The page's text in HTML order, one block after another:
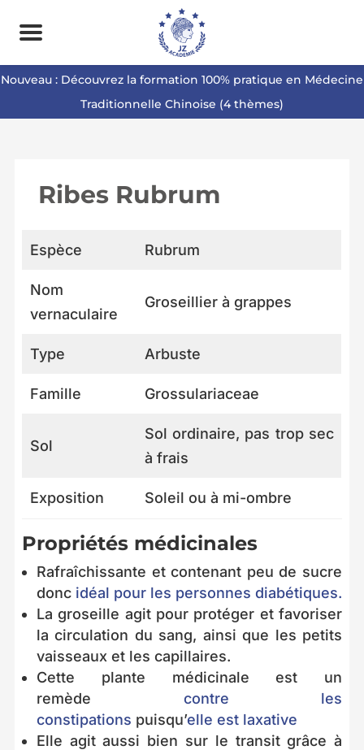
Nouveau : Découvrez la formation 100% pratique en Médecine
Traditionnelle Chinoise (4 thèmes)
Ribes Rubrum
Espèce Rubrum
Nom
vernaculaire
Groseillier à grappes
Type Arbuste
Famille Grossulariaceae
Sol
Sol ordinaire, pas trop sec
à frais
Exposition Soleil ou à mi-ombre
Propriétés médicinales
Rafraîchissante et contenant peu de sucre
doncidéal pour les personnes diabétiques.
La groseille agit pour protéger et favoriser
la circulation du sang, ainsi que les petits
vaisseaux et les capillaires.
Cette plante médicinale est un
remède contre les
constipations puisqu’elle est laxative
Elle agit aussi bien sur le transit grâce à